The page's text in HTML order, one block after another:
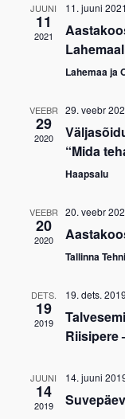
JUUNI
11
2021
11. juuni
Lahemaal
Lahemaa ja
VEEBR
29
2020
29. veebr
“Mida
Haapsalu
VEEBR
20
2020
20. veebr
Tallinna
DETS.
19
2019
19. dets. 2019
Riisipere
JUUNI
14
2019
14. juuni